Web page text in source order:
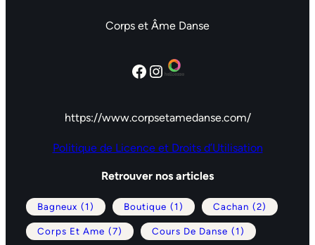
Corps et Âme Danse
Facebook
Instagram
https://www.corpsetamedanse.com/
Politique de Licence et Droits d’Utilisation
Retrouver nos articles
Bagneux (1) Boutique (1) Cachan (2)
Corps Et Ame (7) Cours De Danse (1)